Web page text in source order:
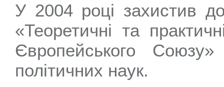
У 2004 році захистив
«Теоретичні та
Європейського
політичних наук.